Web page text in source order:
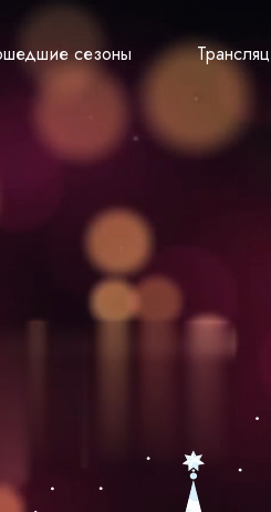
Прошедшие сезоны
сезоны